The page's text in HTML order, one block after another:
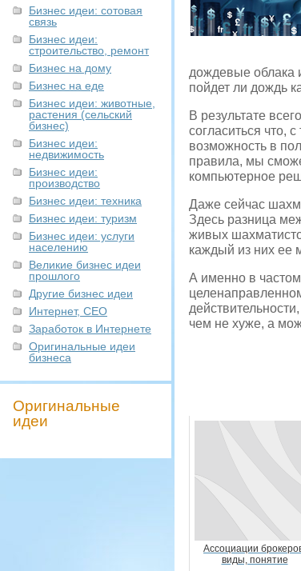
Бизнес идеи: сотовая
связь
Бизнес идеи:
строительство, ремонт
Бизнес на дому
Бизнес на еде
Бизнес идеи: животные,
растения (сельский
бизнес)
Бизнес идеи:
недвижимость
Бизнес идеи:
производство
Бизнес идеи: техника
Бизнес идеи: туризм
Бизнес идеи: услуги
населению
Великие бизнес идеи
прошлого
Другие бизнес идеи
Интернет, СЕО
Заработок в Интернете
Оригинальные идеи
бизнеса
Оригинальные
идеи
дождевые облака
пойдет ли дождь
В результате
согласиться что,
возможность в
правила, мы
компьютерное
Даже сейчас
Здесь разница
живых
каждый из них ее
А именно в
чем не хуже, а
Ассоциации
виды, понятие